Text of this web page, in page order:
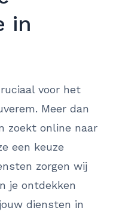
in
voor het
Meer dan
zoekt online naar
een keuze
zorgen wij
je ontdekken
diensten in